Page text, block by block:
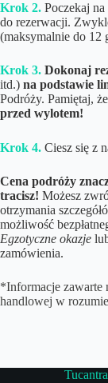
Krok 2. Poczekaj na
do rezerwacji.
(maksymalnie do 12
Krok 3. Dokonaj
itd.) na podstawie
Podróży. Pamiętaj, że
przed wylotem!
Krok 4. Ciesz się z
Cena podróży
tracisz! Możesz
otrzymania
możliwość
Egzotyczne okazje
zamówienia.
*Informacje zawarte
handlowej w